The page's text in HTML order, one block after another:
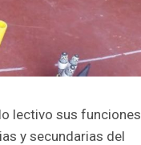
lectivo sus funciones
y secundarias del